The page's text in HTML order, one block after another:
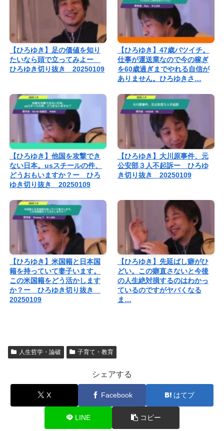
【ひろゆき】足の価値を知り
たいなら頭で立ってみよー
ひろゆき切り抜き 20250109
【ひろゆき】47歳バツイチ。
仕事が運送業なので今の稼ぎ
を60歳過ぎまでやれる自信が
ありません。ひろゆきさ…
【ひろゆき】他国を攻撃でき
ない日本。usスチールの件、
どうおもいますか？ー ひろ
ゆき切り抜き 20250109
【ひろゆき】大川原事件、元
公安部３人不起訴ー ひろゆ
き切り抜き 20250109
【ひろゆき】米国籍と日本国
籍を持っていて妻子います。
この米国籍をどう活かします
か？ー ひろゆき切り抜き
20250109
【ひろゆき】先延ばし癖がひ
どい。この癖直さないと今後
の人生絶対損するのはわかっ
ているのですがヤバくなる
ま…
人生哲学・論破 子育て・教育
シェアする
X Facebook はてブ
LINE コピー